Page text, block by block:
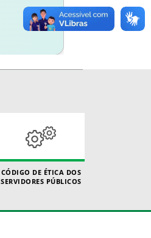
CÓDIGO DE ÉTICA DOS
SERVIDORES PÚBLICOS